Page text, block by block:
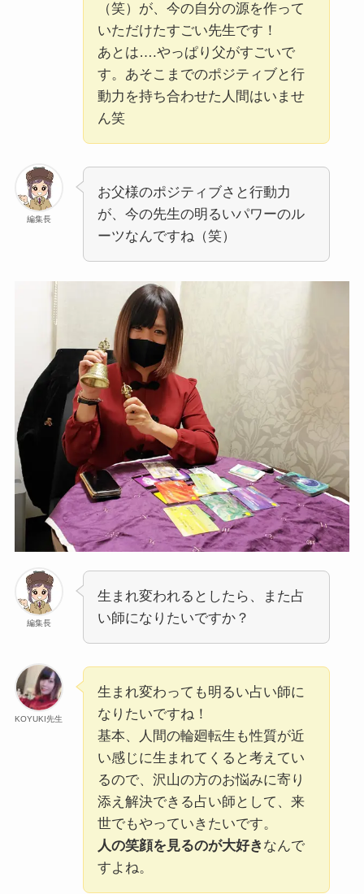
（笑）が、今の自分の源を作って
いただけたすごい先生です！
あとは….やっぱり父がすごいで
す。あそこまでのポジティブと行
動力を持ち合わせた人間はいませ
ん笑
編集長
お父様のポジティブさと行動力
が、今の先生の明るいパワーのル
ーツなんですね（笑）
編集長
生まれ変われるとしたら、また占
い師になりたいですか？
KOYUKI先生
生まれ変わっても明るい占い師に
なりたいですね！
基本、人間の輪廻転生も性質が近
い感じに生まれてくると考えてい
るので、沢山の方のお悩みに寄り
添え解決できる占い師として、来
世でもやっていきたいです。
人の笑顔を見るのが大好き なんで
すよね。